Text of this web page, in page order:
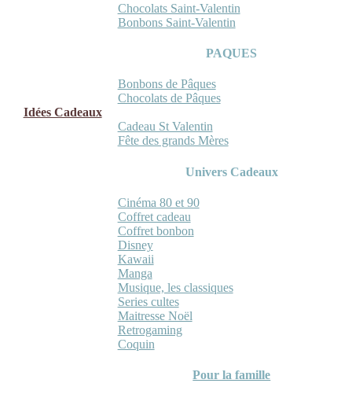
Chocolats Saint-Valentin
Bonbons Saint-Valentin
PAQUES
Bonbons de Pâques
Chocolats de Pâques
Idées Cadeaux
Cadeau St Valentin
Fête des grands Mères
Univers Cadeaux
Cinéma 80 et 90
Coffret cadeau
Coffret bonbon
Disney
Kawaii
Manga
Musique, les classiques
Series cultes
Maitresse Noël
Retrogaming
Coquin
Pour la famille